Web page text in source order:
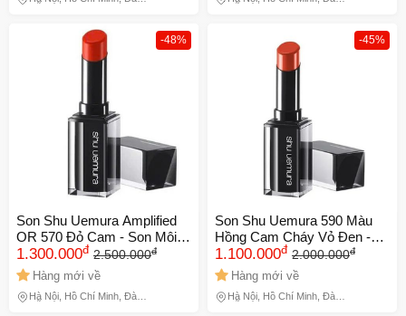
Nghĩa
-48%
Son Shu Uemura Amplified
OR 570 Đỏ Cam - Son Môi
Chính Hãng Cao Cấp Nhật
Bản, Chất Son Mịn Màng,
Bám Màu Tốt, Thiết Kế Sang
Trọng 729604
1.300.000đ 2.500.000đ
Hàng mới về
Hà Nội, Hồ Chí Minh, Đà
-45%
Son Shu Uemura 590 Màu
Hồng Cam Cháy Vỏ Đen -
Son Dưỡng Môi Chính Hãng
Từ Mỹ, Phong Cách Trang
Điểm Độc Đáo Chính Hãng
729588
1.100.000đ 2.000.000đ
Hàng mới về
Hà Nội, Hồ Chí Minh, Đà